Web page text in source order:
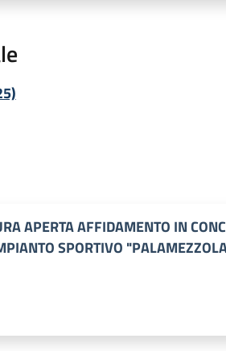
APERTA AFFIDAMENTO IN
SPORTIVO